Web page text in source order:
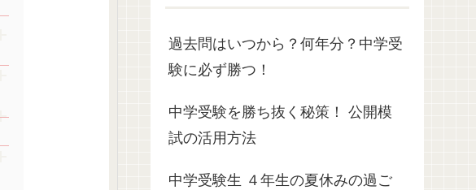
過去問はいつから？何年分？中学受
験に必ず勝つ！
中学受験を勝ち抜く秘策！ 公開模
試の活用方法
中学受験生 ４年生の夏休みの過ご